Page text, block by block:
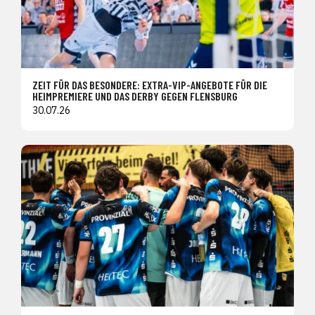
ZEIT FÜR DAS BESONDERE: EXTRA-VIP-ANGEBOTE FÜR DIE
HEIMPREMIERE UND DAS DERBY GEGEN FLENSBURG
30.07.26